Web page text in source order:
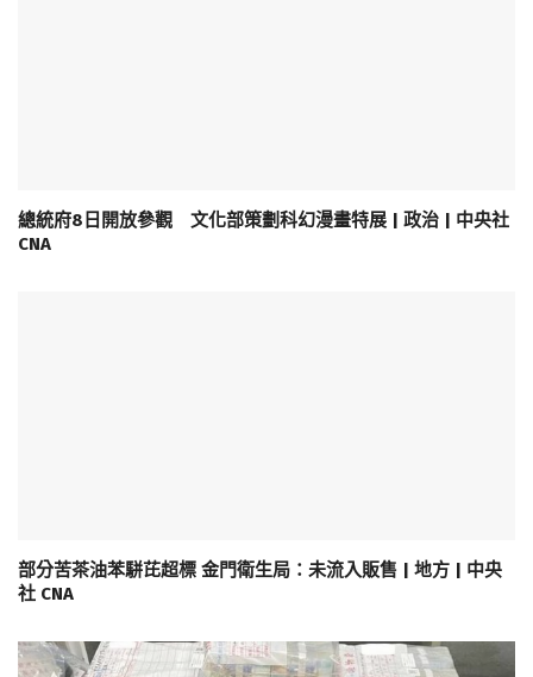
總統府8日開放參觀 文化部策劃科幻漫畫特展 | 政治 | 中央社
CNA
部分苦茶油苯駢芘超標 金門衛生局：未流入販售 | 地方 | 中央
社 CNA